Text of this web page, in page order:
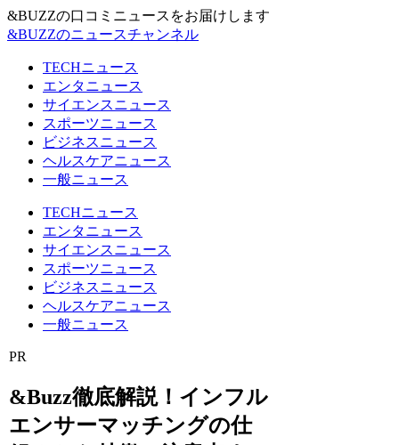
&BUZZの口コミニュースをお届けします
&BUZZのニュースチャンネル
TECHニュース
エンタニュース
サイエンスニュース
スポーツニュース
ビジネスニュース
ヘルスケアニュース
一般ニュース
TECHニュース
エンタニュース
サイエンスニュース
スポーツニュース
ビジネスニュース
ヘルスケアニュース
一般ニュース
PR
&Buzz徹底解説！インフル
エンサーマッチングの仕